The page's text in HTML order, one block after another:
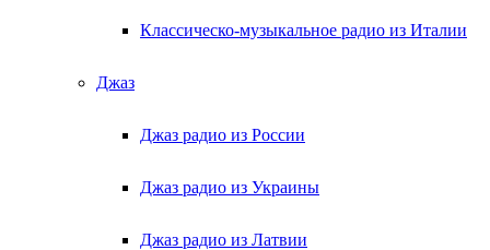
Классическо-музыкальное радио из Италии
Джаз
Джаз радио из России
Джаз радио из Украины
Джаз радио из Латвии